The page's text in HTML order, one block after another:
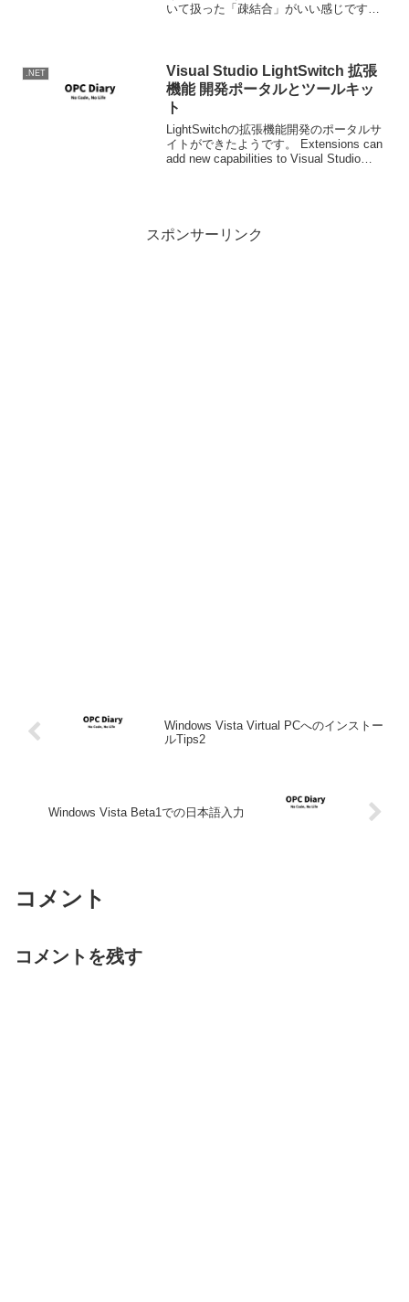
いて扱った「疎結合」がいい感じです。
.NET
Visual Studio LightSwitch 拡張
機能 開発ポータルとツールキッ
ト
LightSwitchの拡張機能開発のポータルサ
イトができたようです。 Extensions can
add new capabilities to Visual Studio
スポンサーリンク
Windows Vista Virtual PCへのインストー
ルTips2
Windows Vista Beta1での日本語入力
コメント
コメントを残す